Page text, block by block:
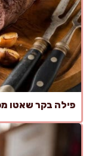
פילה בקר שאטו